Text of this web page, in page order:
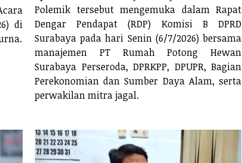
di
Polemik tersebut mengemuka dalam Rapat
Dengar Pendapat (RDP) Komisi B DPRD
Surabaya pada hari Senin (6/7/2026) bersama
manajemen PT Rumah Potong Hewan
Surabaya Perseroda, DPRKPP, DPUPR, Bagian
Perekonomian dan Sumber Daya Alam, serta
perwakilan mitra jagal.